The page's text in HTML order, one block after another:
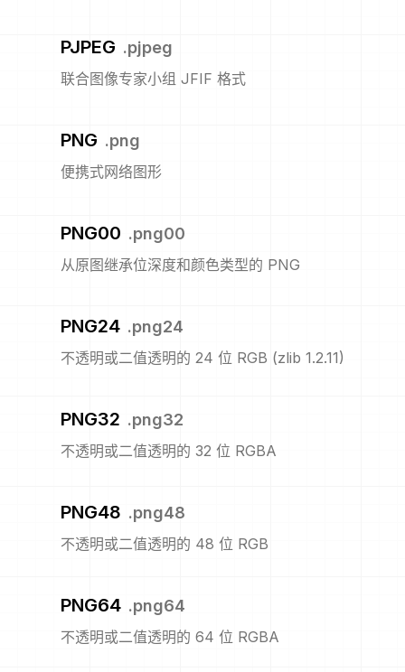
PJPEG .pjpeg
联合图像专家小组 JFIF 格式
PNG .png
便携式网络图形
PNG00 .png00
从原图继承位深度和颜色类型的 PNG
PNG24 .png24
不透明或二值透明的 24 位 RGB (zlib 1.2.11)
PNG32 .png32
不透明或二值透明的 32 位 RGBA
PNG48 .png48
不透明或二值透明的 48 位 RGB
PNG64 .png64
不透明或二值透明的 64 位 RGBA